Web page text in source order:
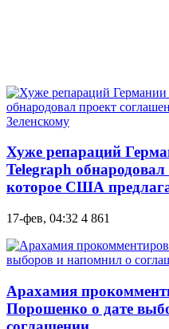
Хуже репараций
Telegraph
которое США
17-фев, 04:32 4 861
Арахамия
Порошенко о дате